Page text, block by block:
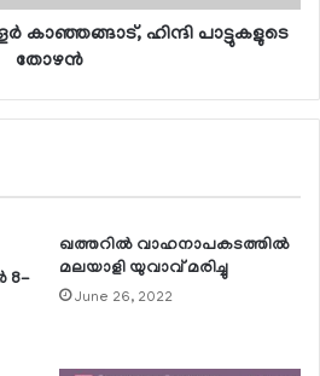
ഹിന്ദി പാട്ടുകളുടെ
തോഴന്‍
8-
ഖത്തറില്‍ വാഹനാപകടത്തില്‍
മലയാളി യുവാവ് മരിച്ചു
June 26, 2022